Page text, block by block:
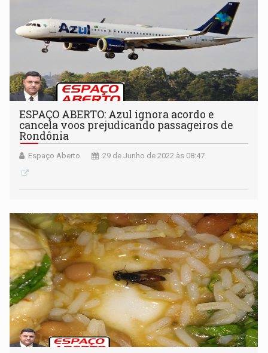
ESPAÇO ABERTO: Azul ignora acordo e
cancela voos prejudicando passageiros de
Rondônia
Espaço Aberto 29 de Junho de 2022 às 08:47